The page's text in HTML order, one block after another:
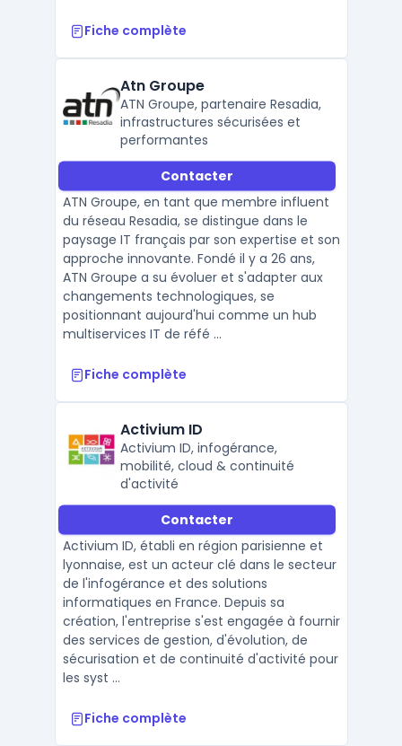
Fiche complète
Atn Groupe
ATN Groupe, partenaire Resadia,
infrastructures sécurisées et
performantes
Contacter
ATN Groupe, en tant que membre influent
du réseau Resadia, se distingue dans le
paysage IT français par son expertise et son
approche innovante. Fondé il y a 26 ans,
ATN Groupe a su évoluer et s'adapter aux
changements technologiques, se
positionnant aujourd'hui comme un hub
multiservices IT de réfé ...
Fiche complète
Activium ID
Activium ID, infogérance,
mobilité, cloud & continuité
d'activité
Contacter
Activium ID, établi en région parisienne et
lyonnaise, est un acteur clé dans le secteur
de l'infogérance et des solutions
informatiques en France. Depuis sa
création, l'entreprise s'est engagée à fournir
des services de gestion, d'évolution, de
sécurisation et de continuité d'activité pour
les syst ...
Fiche complète